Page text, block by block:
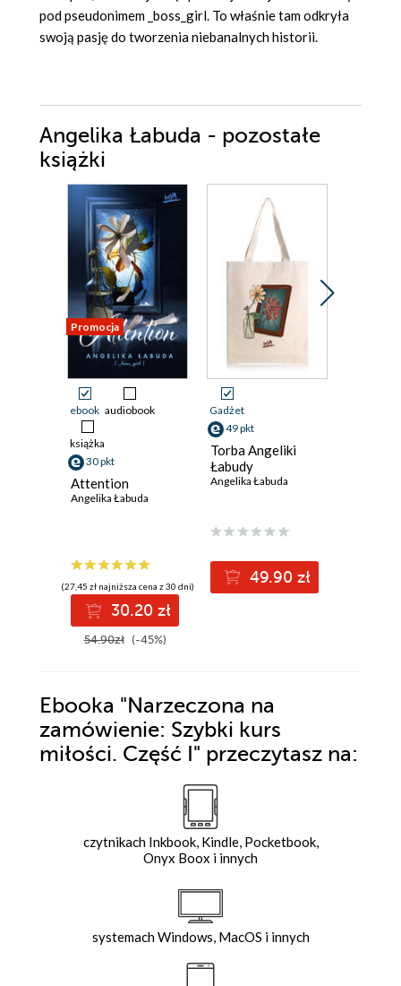
pod pseudonimem _boss_girl. To właśnie tam odkryła
swoją pasję do tworzenia niebanalnych historii.
Angelika Łabuda - pozostałe
książki
Promocja
ebook audiobook
książka
30 pkt
Attention
Angelika Łabuda
(27,45 zł najniższa cena z 30 dni)
30.20 zł
54.90zł (-45%)
Gadżet
49 pkt
Torba Angeliki
Łabudy
Angelika Łabuda
49.90 zł
Ebooka "Narzeczona na
zamówienie: Szybki kurs
miłości. Część I" przeczytasz na:
czytnikach Inkbook, Kindle, Pocketbook,
Onyx Boox i innych
systemach Windows, MacOS i innych